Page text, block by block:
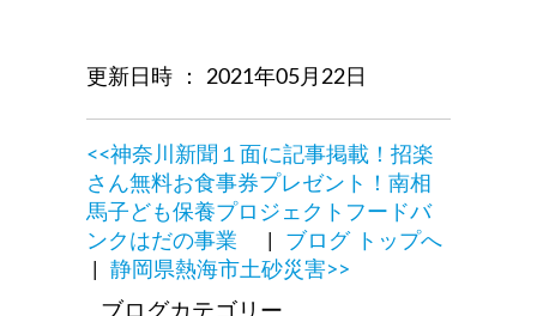
更新日時 ： 2021年05月22日
<<神奈川新聞１面に記事掲載！招楽
さん無料お食事券プレゼント！南相
馬子ども保養プロジェクトフードバ
ンクはだの事業
ブログ トップへ
静岡県熱海市土砂災害>>